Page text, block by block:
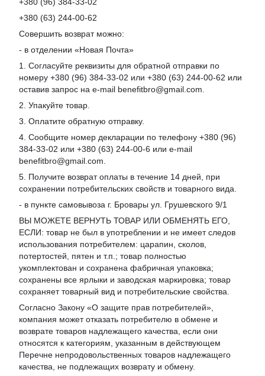
+380 (63) 244-00-62
Совершить возврат можно:
- в отделении «Новая Почта»
1. Согласуйте реквизиты для обратной отправки по
номеру +380 (96) 384-33-02 или +380 (63) 244-00-62 или
оставив запрос на e-mail benefitbro@gmail.com.
2. Упакуйте товар.
3. Оплатите обратную отправку.
4. Сообщите номер декларации по телефону +380 (96)
384-33-02 или +380 (63) 244-00-6 или e-mail
benefitbro@gmail.com.
5. Получите возврат оплаты в течение 14 дней, при
сохранении потребительских свойств и товарного вида.
- в пункте самовывоза г. Бровары ул. Грушевского 9/1
ВЫ МОЖЕТЕ ВЕРНУТЬ ТОВАР ИЛИ ОБМЕНЯТЬ ЕГО,
ЕСЛИ: товар не был в употреблении и не имеет следов
использования потребителем: царапин, сколов,
потертостей, пятен и т.п.; товар полностью
укомплектован и сохранена фабричная упаковка;
сохранены все ярлыки и заводская маркировка; товар
сохраняет товарный вид и потребительские свойства.
Согласно Закону «О защите прав потребителей»,
компания может отказать потребителю в обмене и
возврате товаров надлежащего качества, если они
относятся к категориям, указанным в действующем
Перечне непродовольственных товаров надлежащего
качества, не подлежащих возврату и обмену.